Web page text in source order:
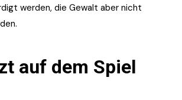
werden, die Gewalt aber nicht
auf dem Spiel